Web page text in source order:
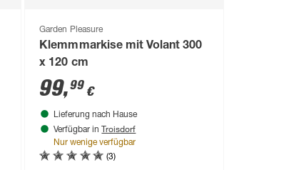
Garden Pleasure
Klemmmarkise mit Volant 300
x 120 cm
99,99 €
Lieferung nach Hause
Verfügbar in Troisdorf
Nur wenige verfügbar
(3)